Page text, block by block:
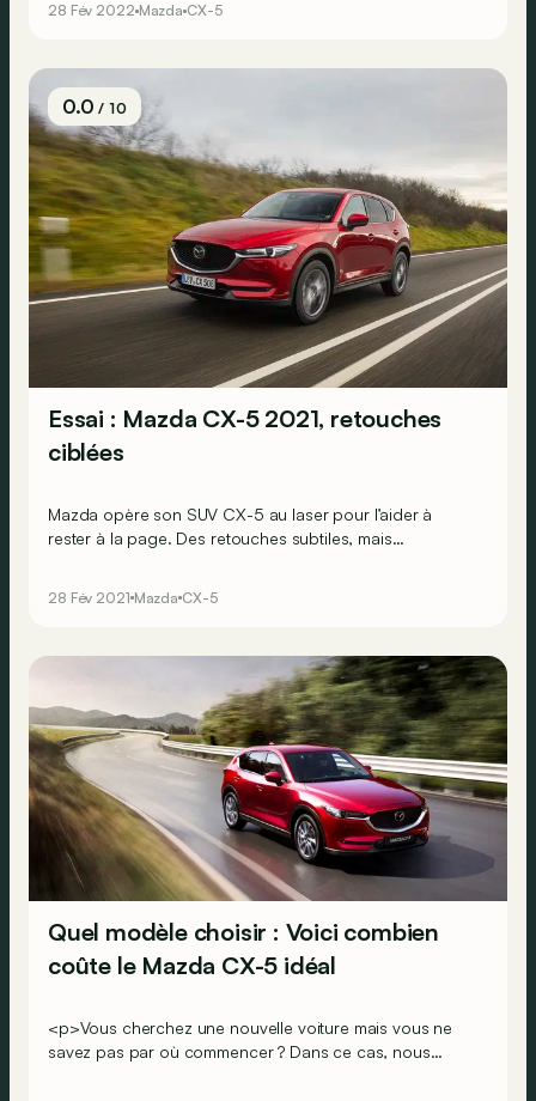
coup ?
28 Fév 2022 Mazda CX-5
0.0/ 10
Essai : Mazda CX-5 2021, retouches
ciblées
Mazda opère son SUV CX-5 au laser pour l’aider à
rester à la page. Des retouches subtiles, mais
28 Fév 2021 Mazda CX-5
Quel modèle choisir : Voici combien
coûte le Mazda CX-5 idéal
<p>Vous cherchez une nouvelle voiture mais vous ne
savez pas par où commencer ? Dans ce cas, nous